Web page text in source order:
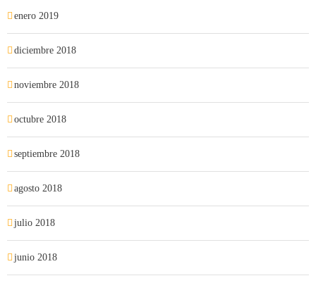
enero 2019
diciembre 2018
noviembre 2018
octubre 2018
septiembre 2018
agosto 2018
julio 2018
junio 2018